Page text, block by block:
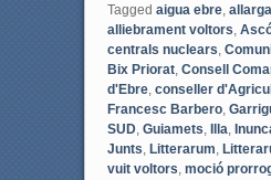
Tagged aigua ebre,
alliebrament voltors,
centrals nuclears,
Bix Priorat, Consell
d'Ebre, conseller
Francesc Barbero,
SUD, Guiamets, Illa,
Junts, Litterarum,
vuit voltors, moció